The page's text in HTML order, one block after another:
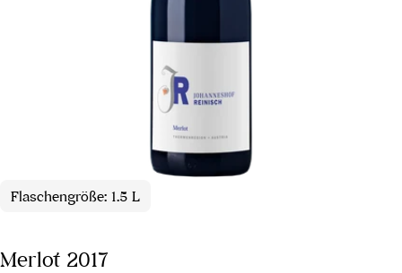
Flaschengröße: 1.5 L
Merlot 2017